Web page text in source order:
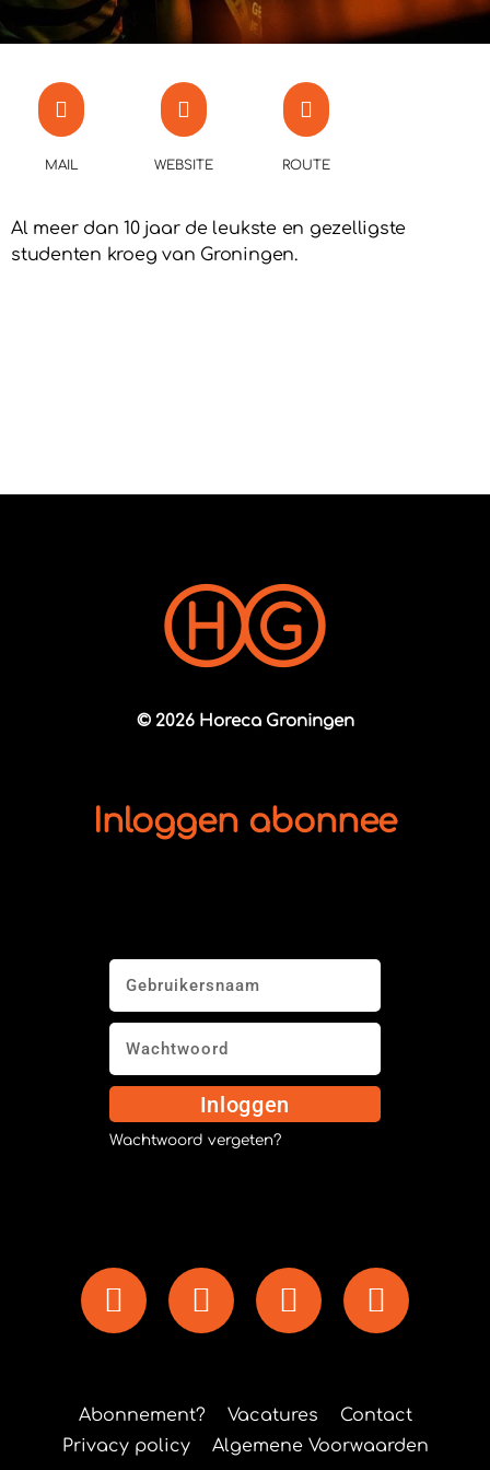
MAIL WEBSITE ROUTE
Al meer dan 10 jaar de leukste en gezelligste
studenten kroeg van Groningen.
© 2026 Horeca Groningen
Inloggen abonnee
Inloggen
Wachtwoord vergeten?
Abonnement? Vacatures
Contact
Privacy policy
Algemene Voorwaarden